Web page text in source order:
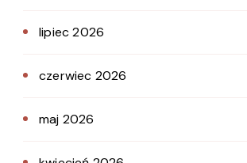
lipiec 2026
czerwiec 2026
maj 2026